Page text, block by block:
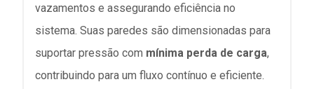
vazamentos e assegurando eficiência no
sistema. Suas paredes são dimensionadas para
suportar pressão com mínima perda de carga,
contribuindo para um fluxo contínuo e eficiente.